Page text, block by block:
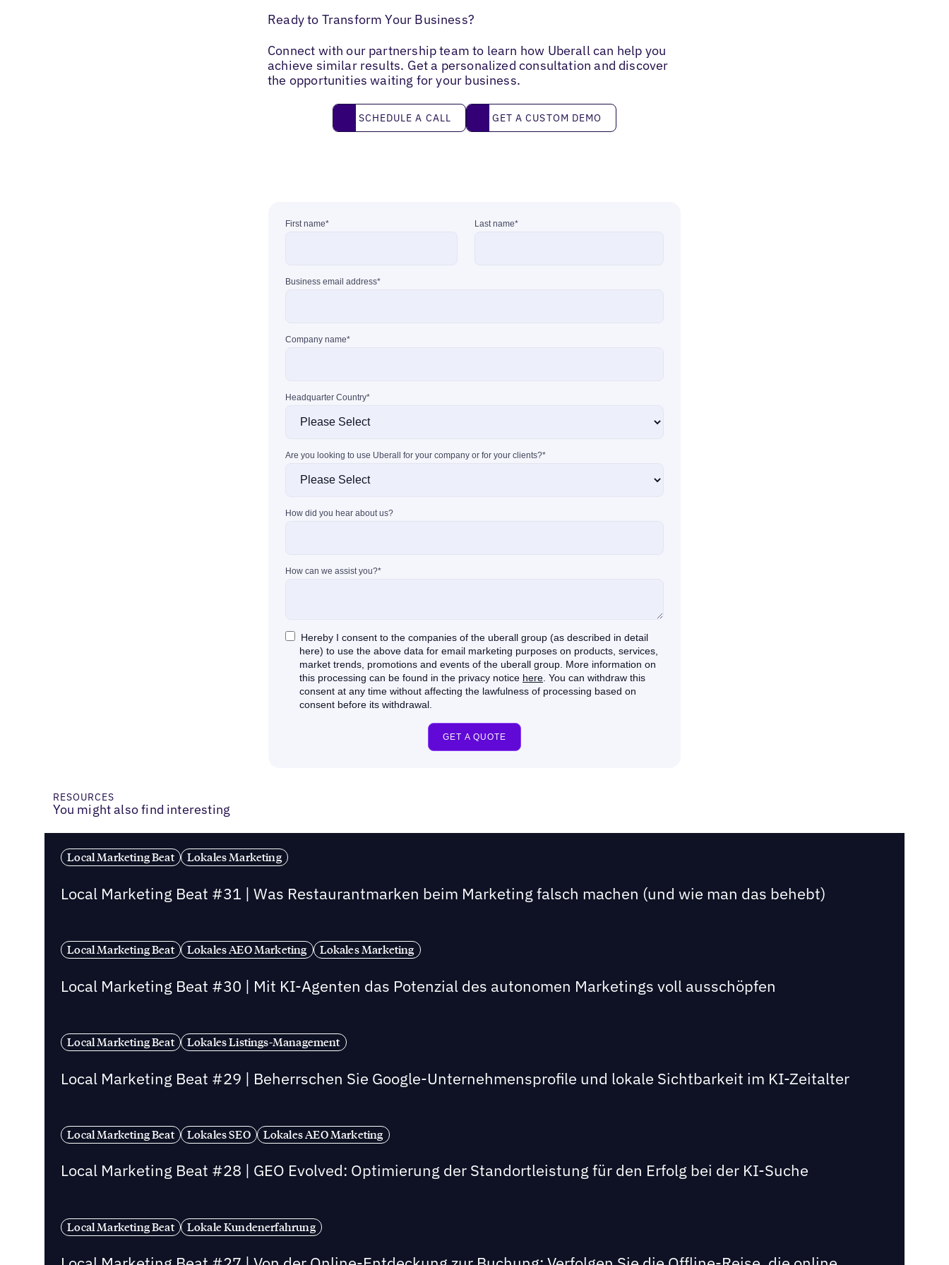
Ready to Transform Your Business?
Connect with our partnership team to learn how Uberall can help you
achieve similar results. Get a personalized consultation and discover
the opportunities waiting for your business.
Schedule a call
SCHEDULE A CALL Get a custom demo
GET A CUSTOM DEMO
RESOURCES
You might also find interesting
Local Marketing Beat Lokales Marketing
Local Marketing Beat #31 | Was Restaurantmarken beim Marketing falsch machen (und wie man das behebt)
Local Marketing Beat Lokales AEO Marketing Lokales Marketing
Local Marketing Beat #30 | Mit KI-Agenten das Potenzial des autonomen Marketings voll ausschöpfen
Local Marketing Beat Lokales Listings-Management
Local Marketing Beat #29 | Beherrschen Sie Google-Unternehmensprofile und lokale Sichtbarkeit im KI-Zeitalter
Local Marketing Beat Lokales SEO Lokales AEO Marketing
Local Marketing Beat #28 | GEO Evolved: Optimierung der Standortleistung für den Erfolg bei der KI-Suche
Local Marketing Beat Lokale Kundenerfahrung